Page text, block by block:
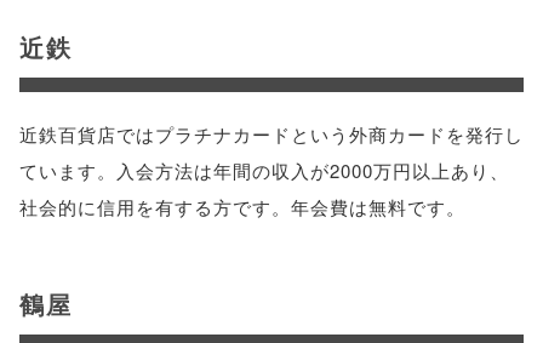
近鉄
近鉄百貨店ではプラチナカードという外商カードを発行し
ています。入会方法は年間の収入が2000万円以上あり、
社会的に信用を有する方です。年会費は無料です。
鶴屋